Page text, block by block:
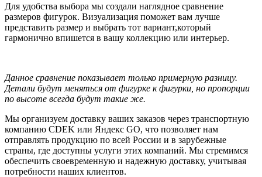
Для удобства выбора мы создали наглядное сравнение
размеров фигурок. Визуализация поможет вам лучше
представить размер и выбрать тот вариант,который
гармонично впишется в вашу коллекцию или интерьер.
Данное сравнение показывает только примерную разницу.
Детали будут меняться от фигурке к фигурки, но пропорции
по высоте всегда будут такие же.
Мы организуем доставку ваших заказов через транспортную
компанию CDEK или Яндекс GO, что позволяет нам
отправлять продукцию по всей России и в зарубежные
страны, где доступны услуги этих компаний. Мы стремимся
обеспечить своевременную и надежную доставку, учитывая
потребности наших клиентов.